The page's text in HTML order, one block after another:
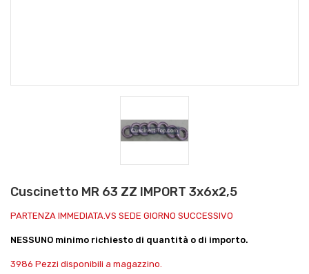
Cuscinetto MR 63 ZZ IMPORT 3x6x2,5
PARTENZA IMMEDIATA.VS SEDE GIORNO SUCCESSIVO
NESSUNO minimo richiesto di quantità o di importo.
3986 Pezzi disponibili a magazzino.